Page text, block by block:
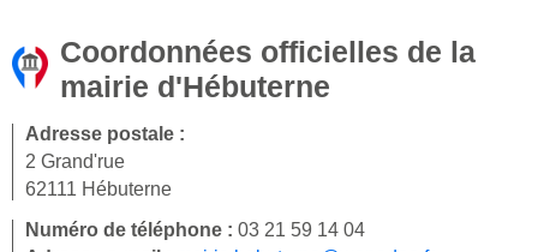
Coordonnées officielles de la
mairie d'Hébuterne
Adresse postale :
2 Grand'rue
62111 Hébuterne
Numéro de téléphone : 03 21 59 14 04